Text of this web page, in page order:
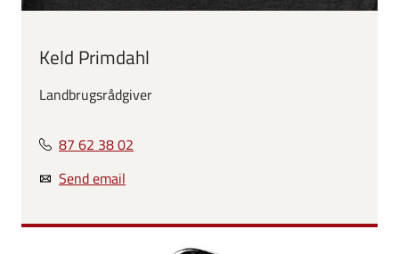
Keld Primdahl
Landbrugsrådgiver
87 62 38 02
Send email